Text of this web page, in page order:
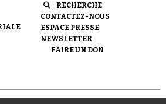
à Vera
RECHERCHE
CONTACTEZ-NOUS
ESPACE PRESSE
NEWSLETTER
FAIRE UN DON